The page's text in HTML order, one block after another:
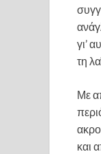
γι’
τη
Με
και